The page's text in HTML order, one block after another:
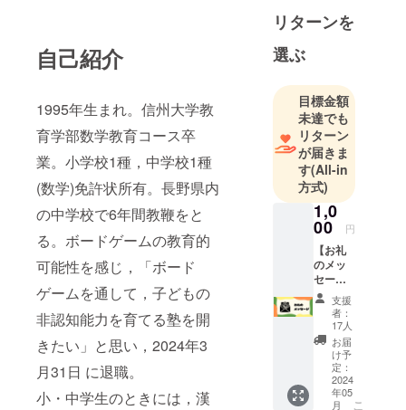
自己紹介
1995年生まれ。信州大学教
育学部数学教育コース卒
業。小学校1種，中学校1種
(数学)免許状所有。長野県内
の中学校で6年間教鞭をと
る。ボードゲームの教育的
可能性を感じ，「ボード
ゲームを通して，子どもの
非認知能力を育てる塾を開
きたい」と思い，2024年3
月31日 に退職。
小・中学生のときには，漢
状所有。長
野県内の中
学校で6年間
る。
ボードゲー
ムの教育的
可能性を感
じ，「ボー
ドゲームを
通して，子​
どもの非認
知能力を育
てる塾を開
きたい」と
思い，2024
年3月31日​に
退職。
小・中学生
のときに
リターンを
選ぶ
目標金額
未達でも
リターン
が届きま
す(All-in
方式)
1,0
00 円
【お礼
のメッ
セー
ジ】 本
プロ
ジェク
トを応
援して
いただ
いた方
に，お
支援
者：
17人
お届
け予
定：
2024
年05
月
こ